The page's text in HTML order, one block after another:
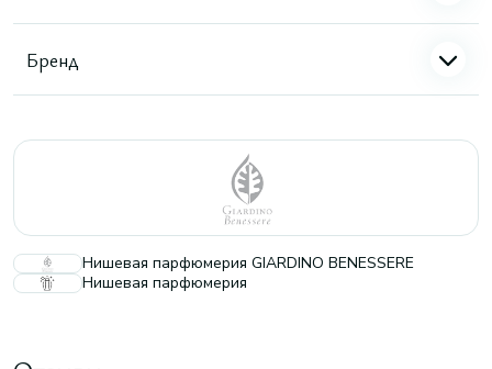
Бренд
Нишевая парфюмерия GIARDINO BENESSERE
Нишевая парфюмерия